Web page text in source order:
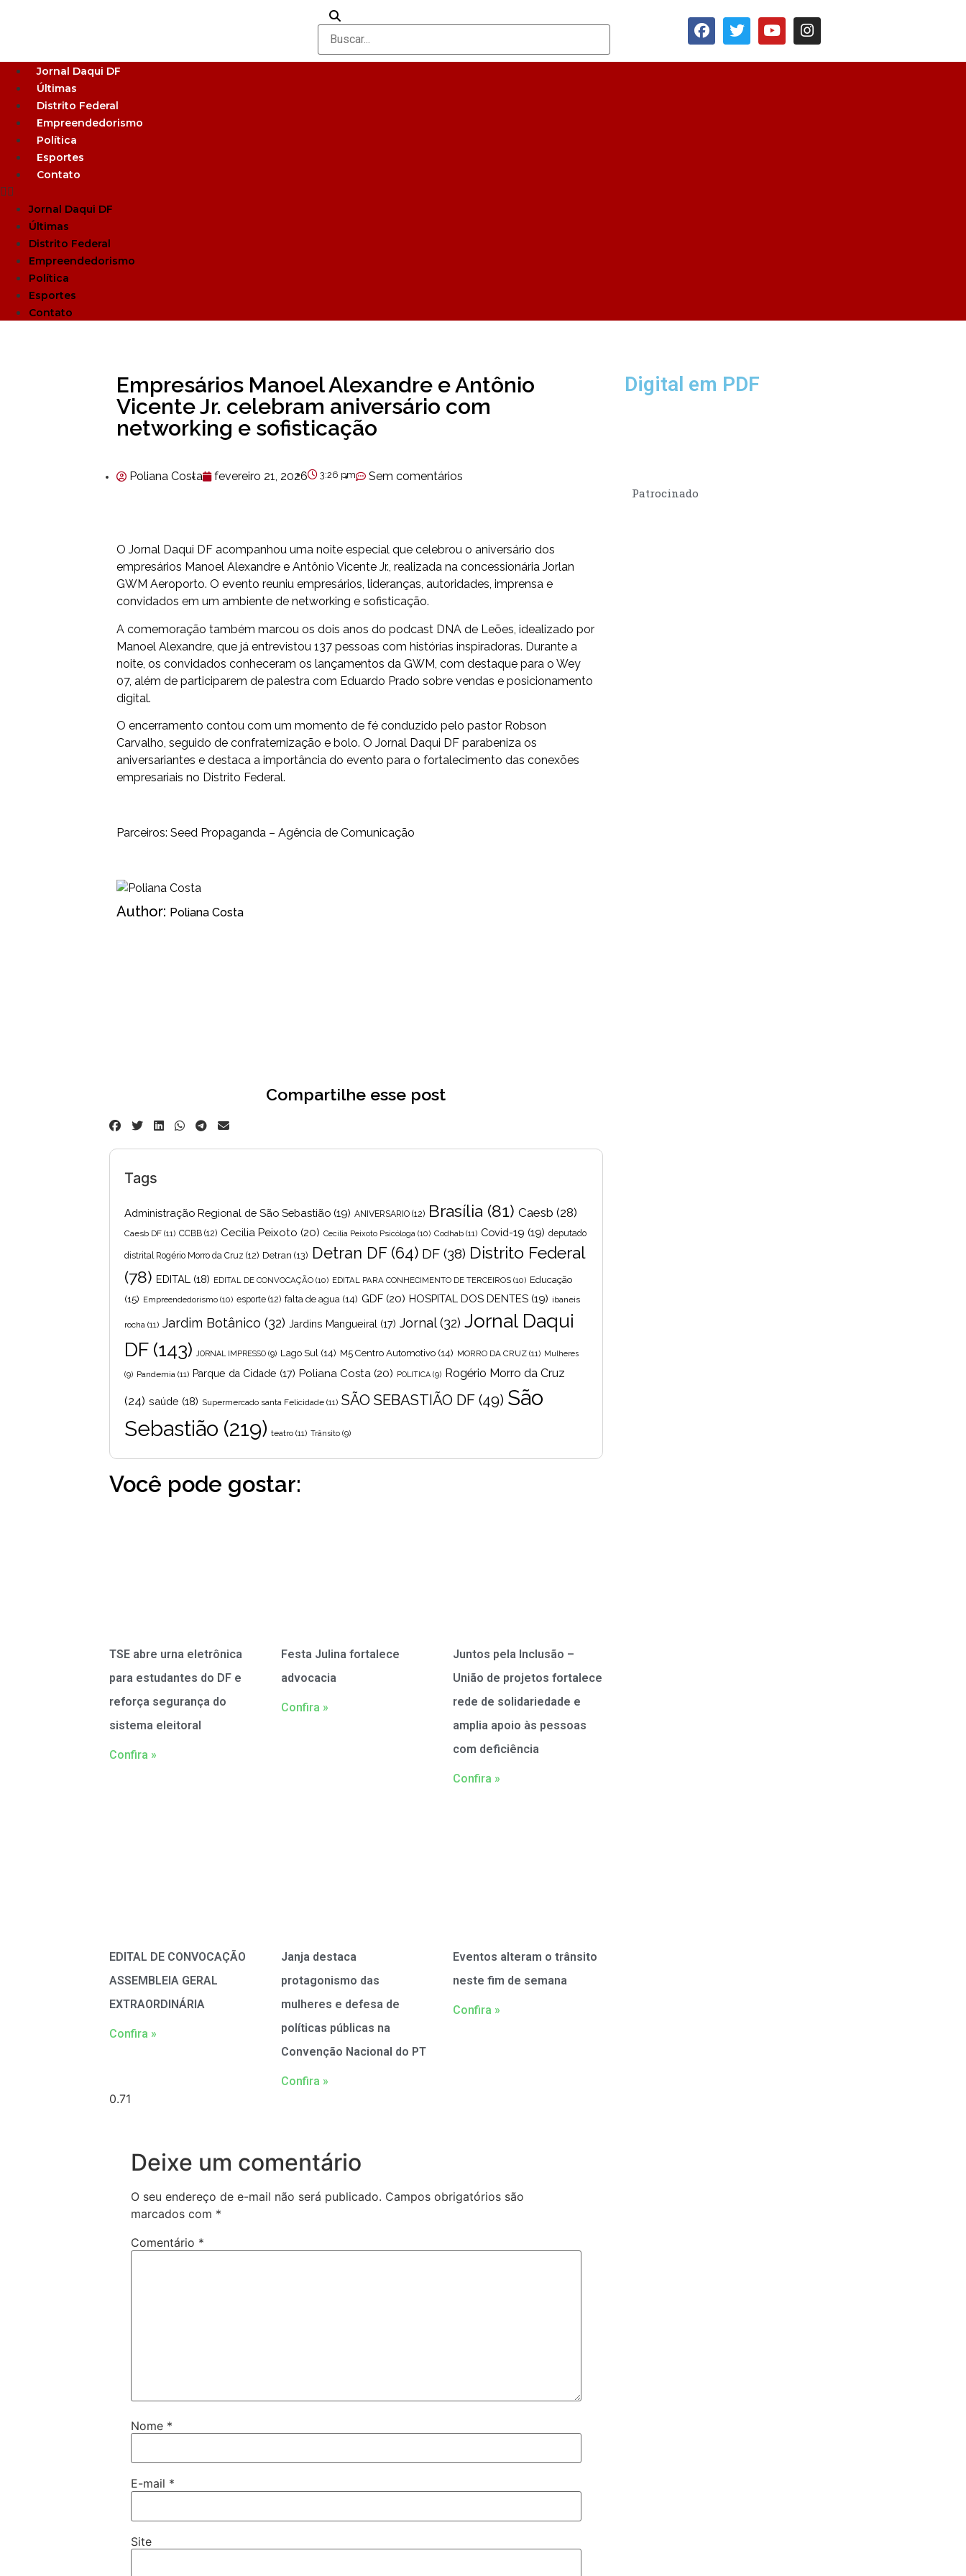
Jornal Daqui DF
Últimas
Distrito Federal
Empreendedorismo
Política
Esportes
Contato
Jornal Daqui DF
Últimas
Distrito Federal
Empreendedorismo
Política
Esportes
Contato
Empresários Manoel Alexandre e Antônio
Vicente Jr. celebram aniversário com
networking e sofisticação
Poliana Costa fevereiro 21, 2026 3:26 pm Sem comentários
O Jornal Daqui DF acompanhou uma noite especial que celebrou o aniversário dos
empresários Manoel Alexandre e Antônio Vicente Jr., realizada na concessionária Jorlan
GWM Aeroporto. O evento reuniu empresários, lideranças, autoridades, imprensa e
convidados em um ambiente de networking e sofisticação.
A comemoração também marcou os dois anos do podcast DNA de Leões, idealizado por
Manoel Alexandre, que já entrevistou 137 pessoas com histórias inspiradoras. Durante a
noite, os convidados conheceram os lançamentos da GWM, com destaque para o Wey
07, além de participarem de palestra com Eduardo Prado sobre vendas e posicionamento
digital.
O encerramento contou com um momento de fé conduzido pelo pastor Robson
Carvalho, seguido de confraternização e bolo. O Jornal Daqui DF parabeniza os
aniversariantes e destaca a importância do evento para o fortalecimento das conexões
empresariais no Distrito Federal.
Parceiros: Seed Propaganda – Agência de Comunicação
Author: Poliana Costa
Compartilhe esse post
Tags
Administração Regional de São Sebastião (19) ANIVERSARIO (12) Brasília (81) Caesb (28)
Caesb DF (11) CCBB (12) Cecilia Peixoto (20) Cecília Peixoto Psicóloga (10) Codhab (11) Covid-19 (19) deputado
distrital Rogério Morro da Cruz (12) Detran (13) Detran DF(64) DF (38) Distrito Federal
(78) EDITAL (18) EDITAL DE CONVOCAÇÃO (10) EDITAL PARA CONHECIMENTO DE TERCEIROS (10) Educação
(15) Empreendedorismo (10) esporte (12) falta de agua (14) GDF (20) HOSPITAL DOS DENTES (19) ibaneis
rocha (11) Jardim Botânico (32) Jardins Mangueiral (17) Jornal(32) Jornal Daqui
DF(143) JORNAL IMPRESSO (9) Lago Sul (14) M5 Centro Automotivo (14) MORRO DA CRUZ (11) Mulheres
(9) Pandemia (11) Parque da Cidade (17) Poliana Costa (20) POLITICA (9) Rogério Morro da Cruz
(24) saúde (18) Supermercado santa Felicidade (11) SÃO SEBASTIÃO DF (49) São
Sebastião (219) teatro (11) Trânsito (9)
Você pode gostar:
TSE abre urna eletrônica
para estudantes do DF e
reforça segurança do
sistema eleitoral
Confira »
Festa Julina fortalece
advocacia
Confira »
Juntos pela Inclusão –
União de projetos fortalece
rede de solidariedade e
amplia apoio às pessoas
com deficiência
Confira »
EDITAL DE CONVOCAÇÃO
ASSEMBLEIA GERAL
EXTRAORDINÁRIA
Confira »
Janja destaca
protagonismo das
mulheres e defesa de
políticas públicas na
Convenção Nacional do PT
Confira »
Eventos alteram o trânsito
neste fim de semana
Confira »
Deixe um comentário
O seu endereço de e-mail não será publicado. Campos obrigatórios são
marcados com *
Comentário *
Nome *
E-mail *
Site
Digital em PDF
Patrocinado